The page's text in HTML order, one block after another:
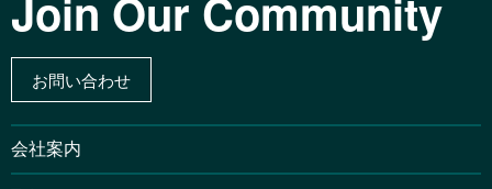
Join Our Community
お問い合わせ
会社案内